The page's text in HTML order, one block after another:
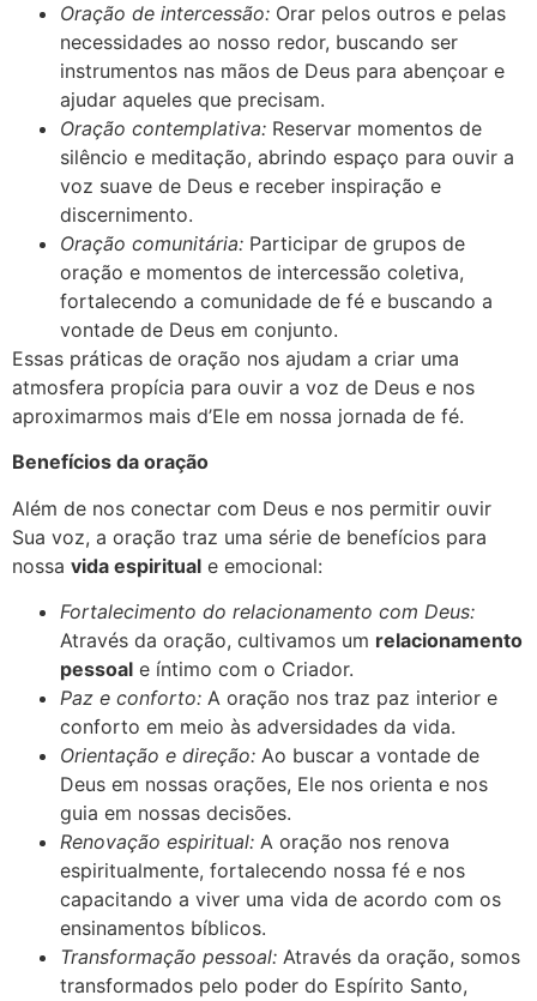
Oração de intercessão: Orar pelos outros e pelas
necessidades ao nosso redor, buscando ser
instrumentos nas mãos de Deus para abençoar e
ajudar aqueles que precisam.
Oração contemplativa: Reservar momentos de
silêncio e meditação, abrindo espaço para ouvir a
voz suave de Deus e receber inspiração e
discernimento.
Oração comunitária: Participar de grupos de
oração e momentos de intercessão coletiva,
fortalecendo a comunidade de fé e buscando a
vontade de Deus em conjunto.
Essas práticas de oração nos ajudam a criar uma
atmosfera propícia para ouvir a voz de Deus e nos
aproximarmos mais d’Ele em nossa jornada de fé.
Benefícios da oração
Além de nos conectar com Deus e nos permitir ouvir
Sua voz, a oração traz uma série de benefícios para
nossa vida espiritual e emocional:
Fortalecimento do relacionamento com Deus:
Através da oração, cultivamos um relacionamento
pessoal e íntimo com o Criador.
Paz e conforto: A oração nos traz paz interior e
conforto em meio às adversidades da vida.
Orientação e direção: Ao buscar a vontade de
Deus em nossas orações, Ele nos orienta e nos
guia em nossas decisões.
Renovação espiritual: A oração nos renova
espiritualmente, fortalecendo nossa fé e nos
capacitando a viver uma vida de acordo com os
ensinamentos bíblicos.
Transformação pessoal: Através da oração, somos
transformados pelo poder do Espírito Santo,